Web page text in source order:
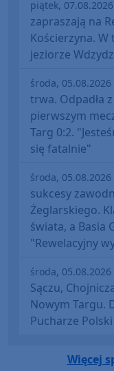
piątek, 07.08.2026
zapraszają na
Kościerzyna.
jeziorze
środa, 05.08.2026
trwa. Odpadła
pierwszym
Targ 0:2.
się fatalnie"
środa, 05.08.2026
sukcesy
Żeglarskiego.
świata, a Basia
"Rewelacyjny
środa, 05.08.2026
Sączu,
Nowym Targu.
Pucharze Polski
Więcej